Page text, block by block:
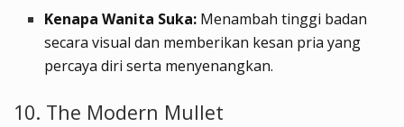
Kenapa Wanita Suka: Menambah tinggi badan
secara visual dan memberikan kesan pria yang
percaya diri serta menyenangkan.
10. The Modern Mullet